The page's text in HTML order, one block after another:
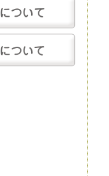
になるでしょう。生花の
をかけても、多くの場
宿命ではありますが、
の種類によってはとても
ません。
人工的なお花です。人工
花は化学繊維やワイヤー
。
用されており、高いクオ
ど繊細です。それでも、
較するものではありませ
ってくれるということ
う。